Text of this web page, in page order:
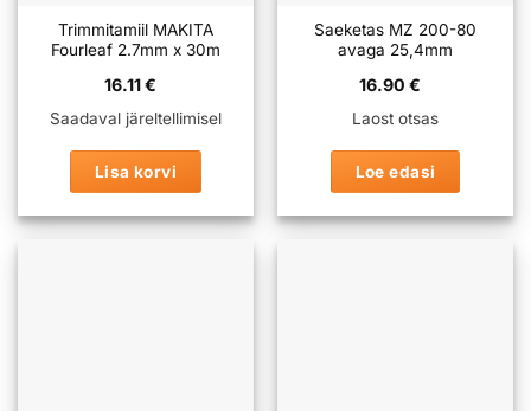
Trimmitamiil MAKITA
Fourleaf 2.7mm x 30m
16.11€
Saadaval järeltellimisel
Lisa korvi
Saeketas MZ 200-80
avaga 25,4mm
16.90 €
Laost otsas
Loe edasi